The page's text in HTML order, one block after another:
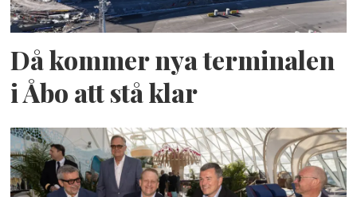
Då kommer nya terminalen
i Åbo att stå klar